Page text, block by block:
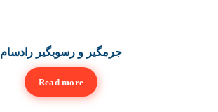
جرمگیر و رسوبگیر رادسام
Read more